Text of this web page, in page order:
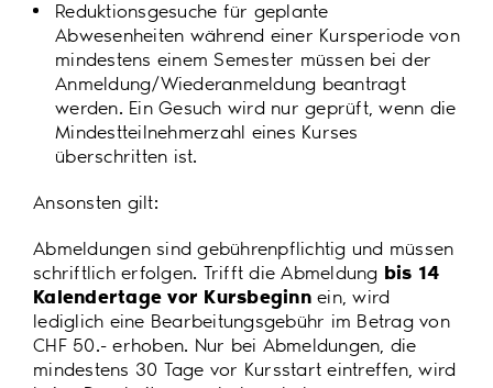
Reduktionsgesuche für geplante
Abwesenheiten während einer Kursperiode von
mindestens einem Semester müssen bei der
Anmeldung/Wiederanmeldung beantragt
werden. Ein Gesuch wird nur geprüft, wenn die
Mindestteilnehmerzahl eines Kurses
überschritten ist.
Ansonsten gilt:
Abmeldungen sind gebührenpflichtig und müssen
schriftlich erfolgen. Trifft die Abmeldung bis 14
Kalendertage vor Kursbeginnein, wird
lediglich eine Bearbeitungsgebühr im Betrag von
CHF 50.- erhoben. Nur bei Abmeldungen, die
mindestens 30 Tage vor Kursstart eintreffen, wird